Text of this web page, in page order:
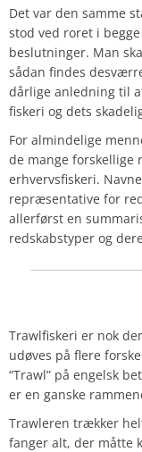
Det var den samme
stod ved roret i
beslutninger. Man
sådan findes
dårlige anledning til
fiskeri og dets
For almindelige
de mange forskellige
erhvervsfiskeri.
repræsentative for
allerførst en
redskabstyper og
Trawlfiskeri er nok
udøves på flere
“Trawl” på engelsk
er en ganske
Trawleren trækker
fanger alt, der måtte